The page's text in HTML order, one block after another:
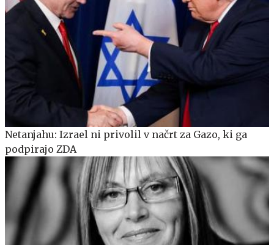
Netanjahu: Izrael ni privolil v načrt za Gazo, ki ga
podpirajo ZDA